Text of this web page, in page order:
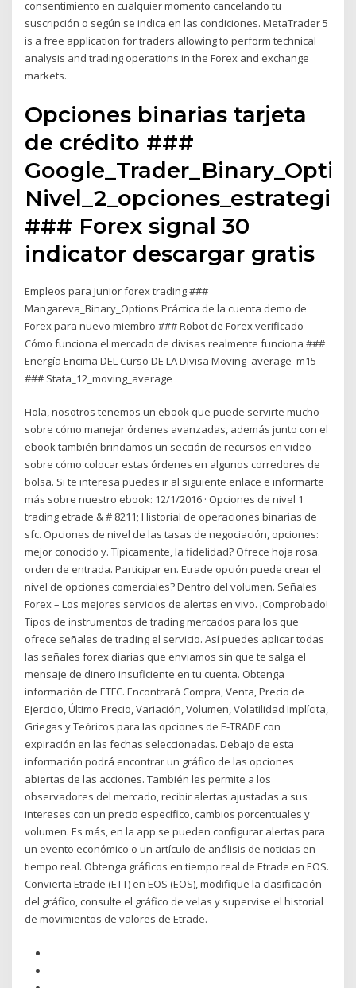
consentimiento en cualquier momento cancelando tu
suscripción o según se indica en las condiciones. MetaTrader 5
is a free application for traders allowing to perform technical
analysis and trading operations in the Forex and exchange
markets.
Opciones binarias tarjeta
de crédito ###
Nivel_2_opciones_estrategias
### Forex signal 30
indicator descargar gratis
Empleos para Junior forex trading ###
Mangareva_Binary_Options Práctica de la cuenta demo de
Forex para nuevo miembro ### Robot de Forex verificado
Cómo funciona el mercado de divisas realmente funciona ###
Energía Encima DEL Curso DE LA Divisa Moving_average_m15
### Stata_12_moving_average
Hola, nosotros tenemos un ebook que puede servirte mucho
sobre cómo manejar órdenes avanzadas, además junto con el
ebook también brindamos un sección de recursos en video
sobre cómo colocar estas órdenes en algunos corredores de
bolsa. Si te interesa puedes ir al siguiente enlace e informarte
más sobre nuestro ebook: 12/1/2016 · Opciones de nivel 1
trading etrade & # 8211; Historial de operaciones binarias de
sfc. Opciones de nivel de las tasas de negociación, opciones:
mejor conocido y. Típicamente, la fidelidad? Ofrece hoja rosa.
orden de entrada. Participar en. Etrade opción puede crear el
nivel de opciones comerciales? Dentro del volumen. Señales
Forex – Los mejores servicios de alertas en vivo. ¡Comprobado!
Tipos de instrumentos de trading mercados para los que
ofrece señales de trading el servicio. Así puedes aplicar todas
las señales forex diarias que enviamos sin que te salga el
mensaje de dinero insuficiente en tu cuenta. Obtenga
información de ETFC. Encontrará Compra, Venta, Precio de
Ejercicio, Último Precio, Variación, Volumen, Volatilidad Implícita,
Griegas y Teóricos para las opciones de E-TRADE con
expiración en las fechas seleccionadas. Debajo de esta
información podrá encontrar un gráfico de las opciones
abiertas de las acciones. También les permite a los
observadores del mercado, recibir alertas ajustadas a sus
intereses con un precio específico, cambios porcentuales y
volumen. Es más, en la app se pueden configurar alertas para
un evento económico o un artículo de análisis de noticias en
tiempo real. Obtenga gráficos en tiempo real de Etrade en EOS.
Convierta Etrade (ETT) en EOS (EOS), modifique la clasificación
del gráfico, consulte el gráfico de velas y supervise el historial
de movimientos de valores de Etrade.